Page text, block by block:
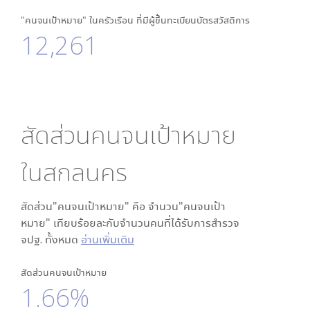
"คนจนเป้าหมาย" ในครัวเรือน ที่มีผู้ขึ้นทะเบียนบัตรสวัสดิการ
12,261
สัดส่วนคนจนเป้าหมาย
ในสกลนคร
สัดส่วน"คนจนเป้าหมาย" คือ จำนวน"คนจนเป้า
หมาย" เทียบร้อยละกับจำนวนคนที่ได้รับการสำรวจ
จปฐ. ทั้งหมด อ่านเพิ่มเติม
สัดส่วนคนจนเป้าหมาย
1.66%